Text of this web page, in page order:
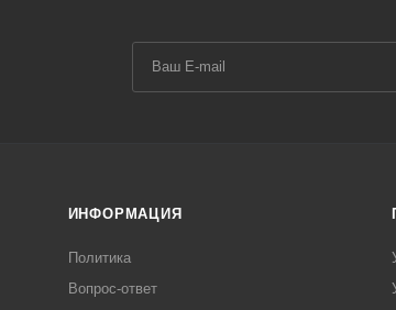
ИНФОРМАЦИЯ
Политика
Вопрос-ответ